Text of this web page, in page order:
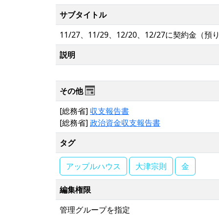
サブタイトル
11/27、11/29、12/20、12/27に契約金（預
説明
その他
[総務省] 収支報告書
[総務省] 政治資金収支報告書
タグ
アップルハウス 大津宗則 金
編集権限
管理グループを指定